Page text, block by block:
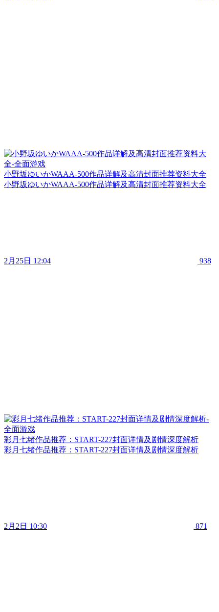
小野坂ゆいかWAAA-500作品详解及高清封面推荐资料大全
小野坂ゆいかWAAA-500作品详解及高清封面推荐资料大全
2月25日 12:04 938
彩月七绪作品推荐：START-227封面详情及剧情深度解析
彩月七绪作品推荐：START-227封面详情及剧情深度解析
2月2日 10:30 871